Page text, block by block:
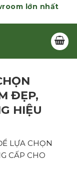
lớn nhất
ĐẸP,
HIỆU
LỰA CHỌN
CẤP CHO